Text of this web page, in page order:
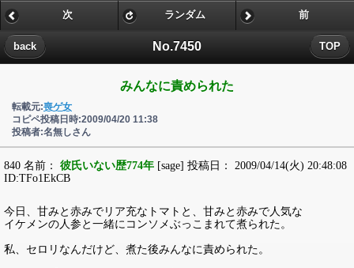
No.7450
back TOP
次 ランダム 前
みんなに責められた
転載元:喪ゲ女
コピペ投稿日時:2009/04/20 11:38
投稿者:名無しさん
840 名前： 彼氏いない歴774年 [sage] 投稿日： 2009/04/14(火) 20:48:08
ID:TFo1EkCB
今日、甘みと赤みでリア充なトマトと、甘みと赤みで人気な
イケメンの人参と一緒にコンソメぶっこまれて煮られた。
私、セロリなんだけど、煮た後みんなに責められた。